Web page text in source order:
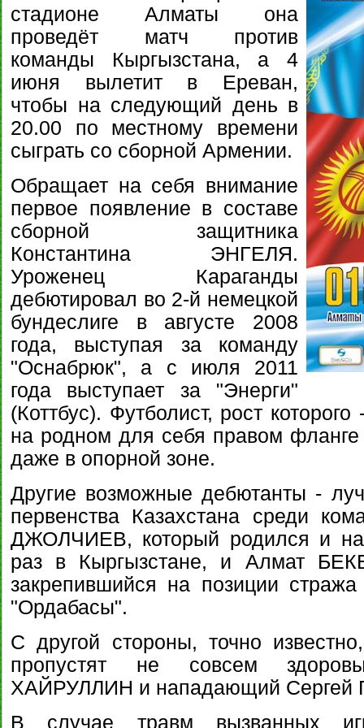
стадионе Алматы она
проведёт матч против
команды Кыргызстана, а 4
июня вылетит в Ереван,
чтобы на следующий день в
20.00 по местному времени
сыграть со сборной Армении.
Обращает на себя внимание
первое появление в составе
сборной защитника
Константина ЭНГЕЛЯ.
Уроженец Караганды
дебютировал во 2-й немецкой
бундеслиге в августе 2008
года, выступая за команду
"Оснабрюк", а с июля 2011
года выступает за "Энерги"
(Коттбус). Футболист, рост
на родном для себя правом
даже в опорной зоне.
Другие возможные дебютанты -
первенства Казахстана среди
ДЖОЛЧИЕВ, который родился и
раз в Кыргызстане, и Алмат
закрепившийся на позиции
"Ордабасы".
С другой стороны, точно
пропустят не совсем
ХАЙРУЛЛИН и нападающий
В случае травм вызванных